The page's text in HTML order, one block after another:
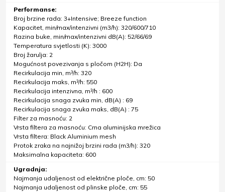
Performanse:
Broj brzine rada: 3+Intensive; Breeze function
Kapacitet, min/max/intenzivni (m3/h): 320/600/710
Razina buke, min/max/intenzivni dB(A): 52/66/69
Temperatura svjetlosti (K): 3000
Broj žarulja: 2
Mogućnost povezivanja s pločom (H2H): Da
Recirkulacija min, m³/h: 320
Recirkulacija maks, m³/h: 550
Recirkulacija intenzivna, m³/h : 600
Recirkulacija snaga zvuka min, dB(A) : 69
Recirkulacija snaga zvuka maks, dB(A) : 75
Filter za masnoću: 2
Vrsta filtera za masnoću: Crna aluminijska mrežica
Vrsta filtera: Black Aluminium mesh
Protok zraka na najnižoj brzini rada (m3/h): 320
Maksimalna kapaciteta: 600
Ugradnja:
Najmanja udaljenost od električne ploče, cm: 50
Najmanja udaljenost od plinske ploče, cm: 55